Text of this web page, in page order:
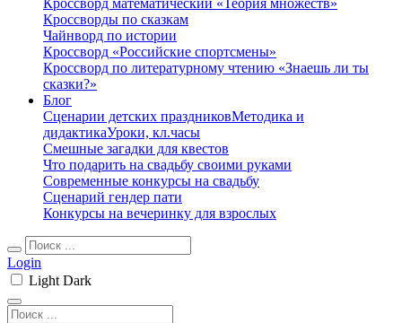
Кроссворд математический «Теория множеств»
Кроссворды по сказкам
Чайнворд по истории
Кроссворд «Российские спортсмены»
Кроссворд по литературному чтению «Знаешь ли ты
сказки?»
Блог
Сценарии детских праздниковМетодика и
дидактикаУроки, кл.часы
Смешные загадки для квестов
Что подарить на свадьбу своими руками
Современные конкурсы на свадьбу
Сценарий гендер пати
Конкурсы на вечеринку для взрослых
Login
Light Dark